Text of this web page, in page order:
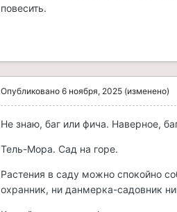
повесить.
Опубликовано 6 ноября, 2025 (изменено)
Не знаю, баг или фича. Наверное,
Тель-Мора. Сад на горе.
Растения в саду можно спокойно
охранник, ни данмерка-садовник